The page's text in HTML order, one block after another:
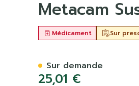
32ml Chiens
Metacam
Sur
Médicament
25,01 €
Sur demande